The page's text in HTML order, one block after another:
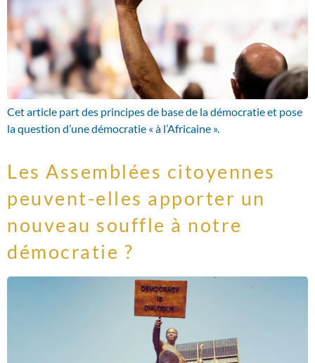
Cet article part des principes de base de la démocratie et pose
la question d’une démocratie « à l’Africaine ».
Les Assemblées citoyennes
peuvent-elles apporter un
nouveau souffle à notre
démocratie ?